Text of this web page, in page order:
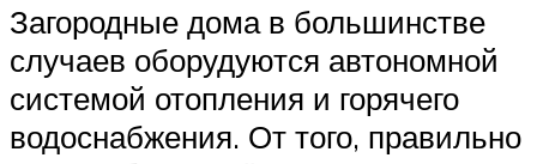
Загородные дома в большинстве
случаев оборудуются автономной
системой отопления и горячего
водоснабжения. От того, правильно